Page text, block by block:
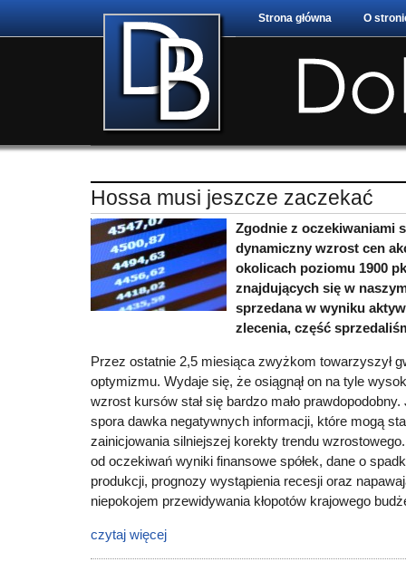
Strona główna O
Hossa musi jeszcze zaczekać
Zgodnie z oczekiwaniami
dynamiczny wzrost cen
okolicach poziomu 1900
znajdujących się w
sprzedana w wyniku
zlecenia, część
Przez ostatnie 2,5 miesiąca zwyżkom towarzyszył
optymizmu. Wydaje się, że osiągnął on na tyle
wzrost kursów stał się bardzo mało prawdopodobny.
spora dawka negatywnych informacji, które mogą
zainicjowania silniejszej korekty trendu
od oczekiwań wyniki finansowe spółek, dane o
produkcji, prognozy wystąpienia recesji oraz
niepokojem przewidywania kłopotów krajowego
czytaj więcej